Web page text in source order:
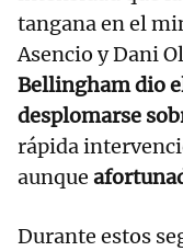
tangana en el
Asencio y Dani
Bellingham dio
desplomarse
rápida
aunque
Durante estos